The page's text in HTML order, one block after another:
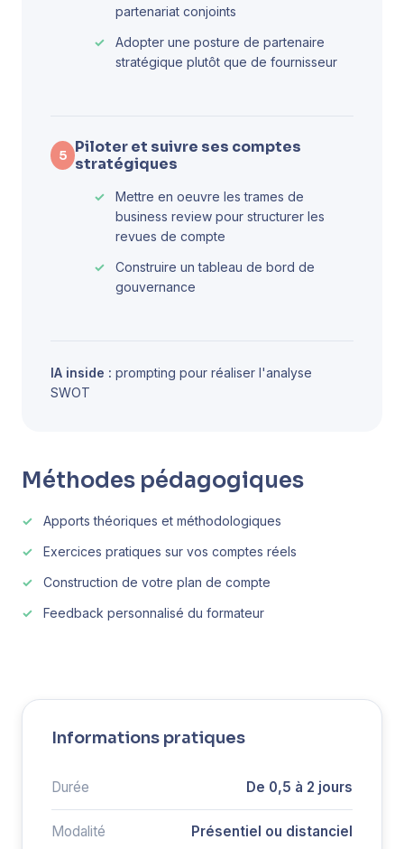
partenariat conjoints
Adopter une posture de partenaire
stratégique plutôt que de fournisseur
5 Piloter et suivre ses comptes
stratégiques
Mettre en oeuvre les trames de
business review pour structurer les
revues de compte
Construire un tableau de bord de
gouvernance
IA inside : prompting pour réaliser l'analyse
SWOT
Méthodes pédagogiques
Apports théoriques et méthodologiques
Exercices pratiques sur vos comptes réels
Construction de votre plan de compte
Feedback personnalisé du formateur
Informations pratiques
Durée De 0,5 à 2 jours
Modalité Présentiel ou distanciel